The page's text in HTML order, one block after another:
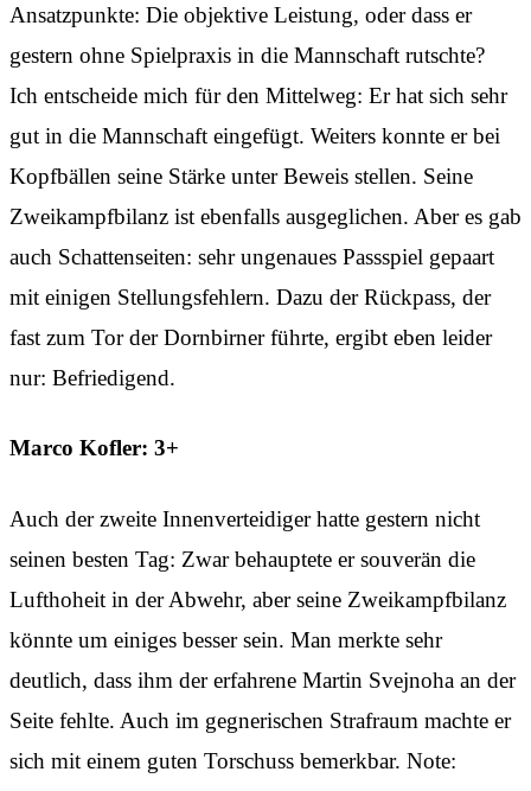
Ansatzpunkte: Die objektive Leistung, oder dass er
gestern ohne Spielpraxis in die Mannschaft rutschte?
Ich entscheide mich für den Mittelweg: Er hat sich sehr
gut in die Mannschaft eingefügt. Weiters konnte er bei
Kopfbällen seine Stärke unter Beweis stellen. Seine
Zweikampfbilanz ist ebenfalls ausgeglichen. Aber es gab
auch Schattenseiten: sehr ungenaues Passspiel gepaart
mit einigen Stellungsfehlern. Dazu der Rückpass, der
fast zum Tor der Dornbirner führte, ergibt eben leider
nur: Befriedigend.
Marco Kofler: 3+
Auch der zweite Innenverteidiger hatte gestern nicht
seinen besten Tag: Zwar behauptete er souverän die
Lufthoheit in der Abwehr, aber seine Zweikampfbilanz
könnte um einiges besser sein. Man merkte sehr
deutlich, dass ihm der erfahrene Martin Svejnoha an der
Seite fehlte. Auch im gegnerischen Strafraum machte er
sich mit einem guten Torschuss bemerkbar. Note: